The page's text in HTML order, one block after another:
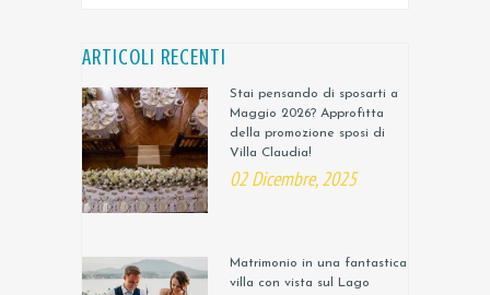
ARTICOLI RECENTI
Stai pensando di sposarti a
Maggio 2026? Approfitta
della promozione sposi di
Villa Claudia!
02 Dicembre, 2025
Matrimonio in una fantastica
villa con vista sul Lago